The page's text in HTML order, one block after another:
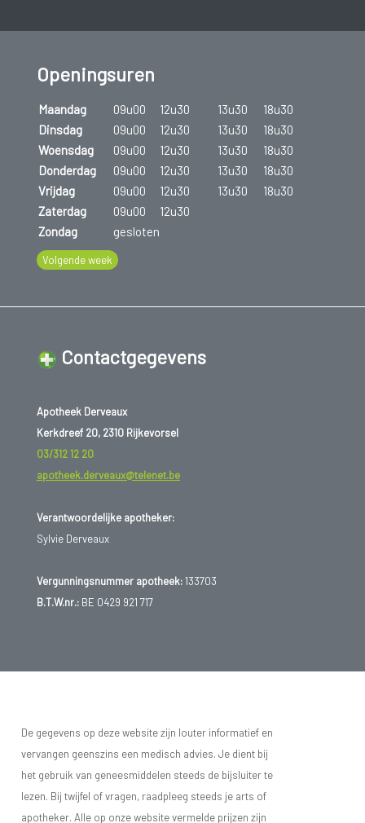
Openingsuren
Maandag 09u00 12u30 13u30
18u30
Dinsdag
09u00 12u30 13u30
18u30
Woensdag
09u00 12u30 13u30
18u30
Donderdag
09u00 12u30 13u30
18u30
Vrijdag
09u00 12u30 13u30
18u30
Zaterdag
09u00
12u30
Zondag
gesloten
Volgende week
Contactgegevens
Apotheek Derveaux
Kerkdreef 20, 2310 Rijkevorsel
03/312 12 20
apotheek.derveaux@telenet.be
Verantwoordelijke apotheker:
Sylvie Derveaux
Vergunningsnummer apotheek:133703
B.T.W.nr.:BE 0429 921 717
De gegevens op deze website zijn louter informatief en
vervangen geenszins een medisch advies. Je dient bij
het gebruik van geneesmiddelen steeds de bijsluiter te
lezen. Bij twijfel of vragen, raadpleeg steeds je arts of
apotheker. Alle op onze website vermelde prijzen zijn